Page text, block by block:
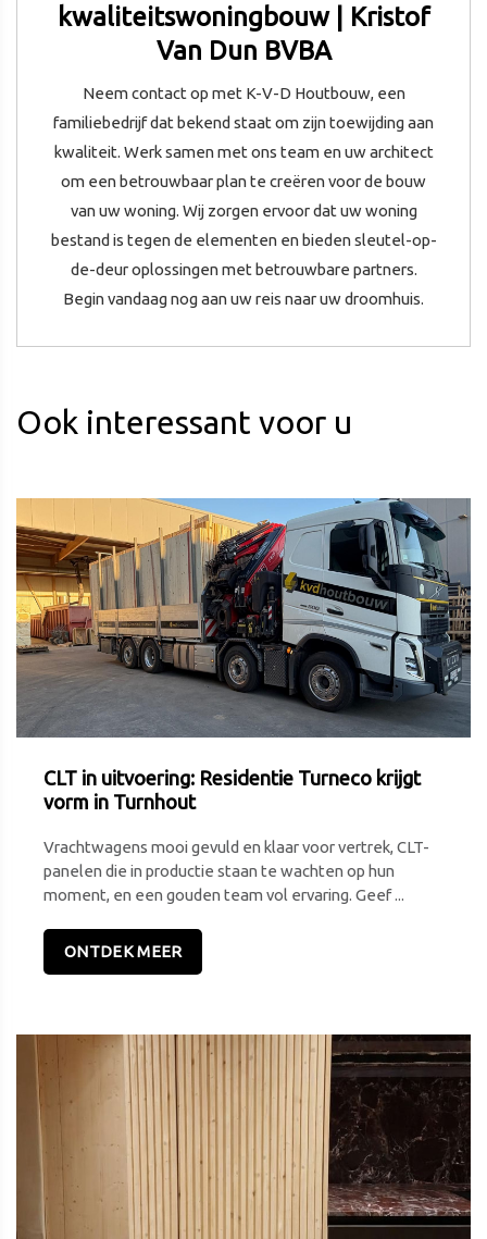
kwaliteitswoningbouw | Kristof
Van Dun BVBA
Neem contact op met K-V-D Houtbouw, een
familiebedrijf dat bekend staat om zijn toewijding aan
kwaliteit. Werk samen met ons team en uw architect
om een betrouwbaar plan te creëren voor de bouw
van uw woning. Wij zorgen ervoor dat uw woning
bestand is tegen de elementen en bieden sleutel-op-
de-deur oplossingen met betrouwbare partners.
Begin vandaag nog aan uw reis naar uw droomhuis.
Ook interessant voor u
CLT in uitvoering: Residentie Turneco krijgt
vorm in Turnhout
Vrachtwagens mooi gevuld en klaar voor vertrek, CLT-
panelen die in productie staan te wachten op hun
moment, en een gouden team vol ervaring. Geef ...
ONTDEK MEER